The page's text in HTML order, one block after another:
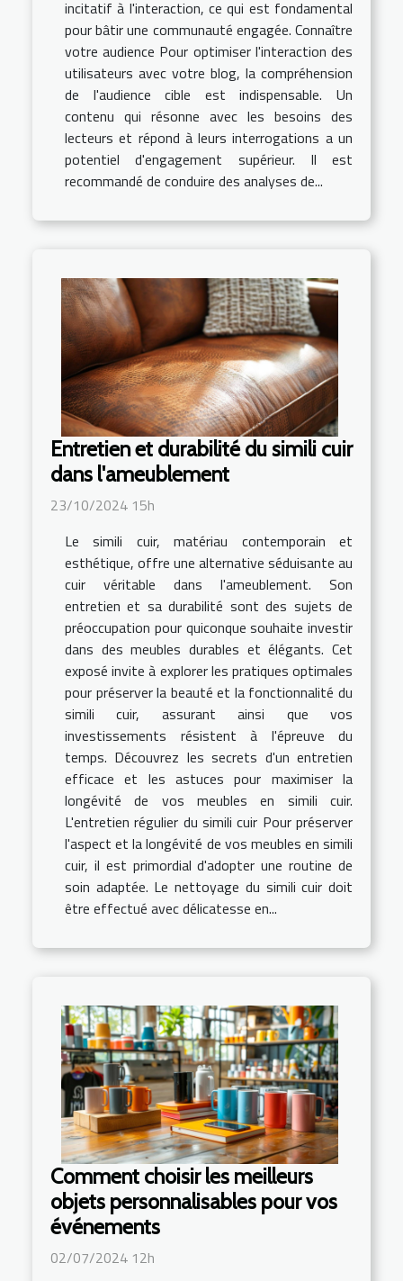
incitatif à l'interaction, ce qui est fondamental
pour bâtir une communauté engagée. Connaître
votre audience Pour optimiser l'interaction des
utilisateurs avec votre blog, la compréhension
de l'audience cible est indispensable. Un
contenu qui résonne avec les besoins des
lecteurs et répond à leurs interrogations a un
potentiel d'engagement supérieur. Il est
recommandé de conduire des analyses de...
Entretien et durabilité du simili cuir
dans l'ameublement
23/10/2024 15h
Le simili cuir, matériau contemporain et
esthétique, offre une alternative séduisante au
cuir véritable dans l'ameublement. Son
entretien et sa durabilité sont des sujets de
préoccupation pour quiconque souhaite investir
dans des meubles durables et élégants. Cet
exposé invite à explorer les pratiques optimales
pour préserver la beauté et la fonctionnalité du
simili cuir, assurant ainsi que vos
investissements résistent à l'épreuve du
temps. Découvrez les secrets d'un entretien
efficace et les astuces pour maximiser la
longévité de vos meubles en simili cuir.
L'entretien régulier du simili cuir Pour préserver
l'aspect et la longévité de vos meubles en simili
cuir, il est primordial d'adopter une routine de
soin adaptée. Le nettoyage du simili cuir doit
être effectué avec délicatesse en...
Comment choisir les meilleurs
objets personnalisables pour vos
événements
02/07/2024 12h